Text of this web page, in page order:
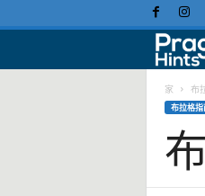
家 布
布拉格指